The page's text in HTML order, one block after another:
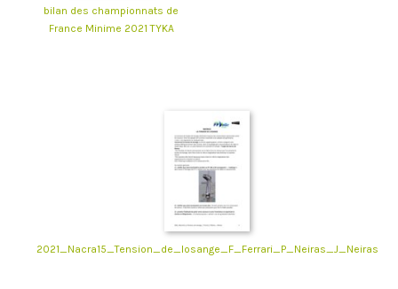
bilan des championnats de
France Minime 2021 TYKA
2021_Nacra15_Tension_de_losange_F_Ferrari_P_Neiras_J_Neiras